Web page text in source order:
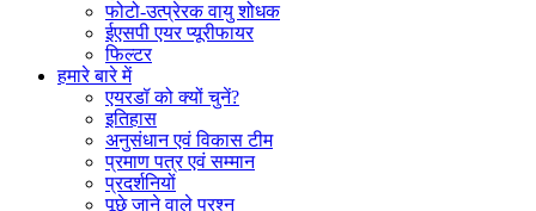
फोटो-उत्प्रेरक वायु शोधक
ईएसपी एयर प्यूरीफायर
फिल्टर
हमारे बारे में
एयरडॉ को क्यों चुनें?
इतिहास
अनुसंधान एवं विकास टीम
प्रमाण पत्र एवं सम्मान
प्रदर्शनियों
पूछे जाने वाले प्रश्न